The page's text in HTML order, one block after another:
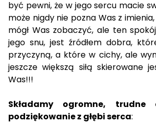
być pewni, że w jego sercu macie
może nigdy nie pozna Was z
mógł Was zobaczyć, ale ten
jego snu, jest źródłem dobra,
przyczyną, a które w cichy, ale
jeszcze większą siłą skierowane
Was!!!
Składamy ogromne, trudne
podziękowanie z głębi serca: